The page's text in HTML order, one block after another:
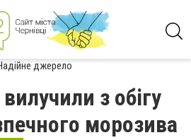
джерело
з обігу
морозива